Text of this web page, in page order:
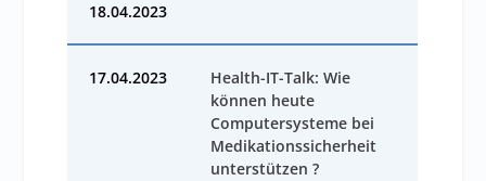
18.04.2023
17.04.2023
Health-IT-Talk: Wie
können heute
Computersysteme bei
Medikationssicherheit
unterstützen ?